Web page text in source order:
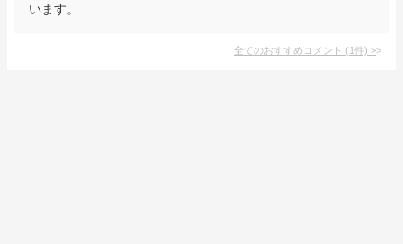
います。
全てのおすすめコメント (1件) >